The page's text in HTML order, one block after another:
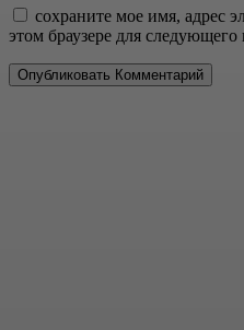
сохраните мое имя, адрес
этом браузере для следующего